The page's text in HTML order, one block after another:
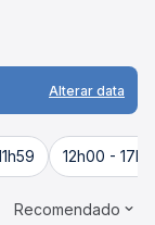
Alterar data
12h00 -
Recomendado